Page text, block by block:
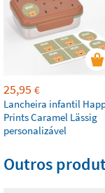
25,95 €
Lancheira infantil
Prints Caramel Lässig
personalizável
Outros